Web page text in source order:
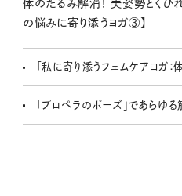
体のたるみ解消！ 美姿勢とくび
の悩みに寄り添うヨガ③】
「私に寄り添うフェムケアヨガ：
「プロペラのポーズ」であらゆ